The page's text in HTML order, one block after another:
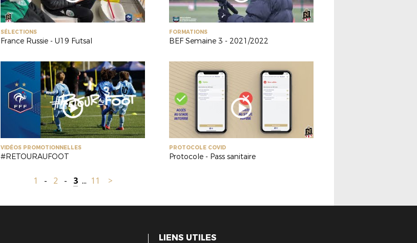
SÉLECTIONS
France Russie - U19 Futsal
FORMATIONS
BEF Semaine 3 - 2021/2022
VIDÉOS PROMOTIONNELLES
#RETOURAUFOOT
PROTOCOLE COVID
Protocole - Pass sanitaire
1 - 2 - 3 ... 11 >
LIENS UTILES